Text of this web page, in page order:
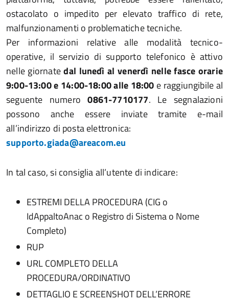
ostacolato o impedito per elevato traffico di rete,
malfunzionamenti o problematiche tecniche.
Per informazioni relative alle modalità tecnico-
operative, il servizio di supporto telefonico è attivo
nelle giornatedal lunedì al venerdì nelle fasce orarie
9:00-13:00 e 14:00-18:00 alle 18:00 e raggiungibile al
seguente numero0861-7710177. Le segnalazioni
possono anche essere inviate tramite e-mail
all’indirizzo di posta elettronica:
supporto.giada@areacom.eu
In tal caso, si consiglia all’utente di indicare:
ESTREMI DELLA PROCEDURA (CIG o
IdAppaltoAnac o Registro di Sistema o Nome
Completo)
RUP
URL COMPLETO DELLA
PROCEDURA/ORDINATIVO
DETTAGLIO E SCREENSHOT DELL’ERRORE